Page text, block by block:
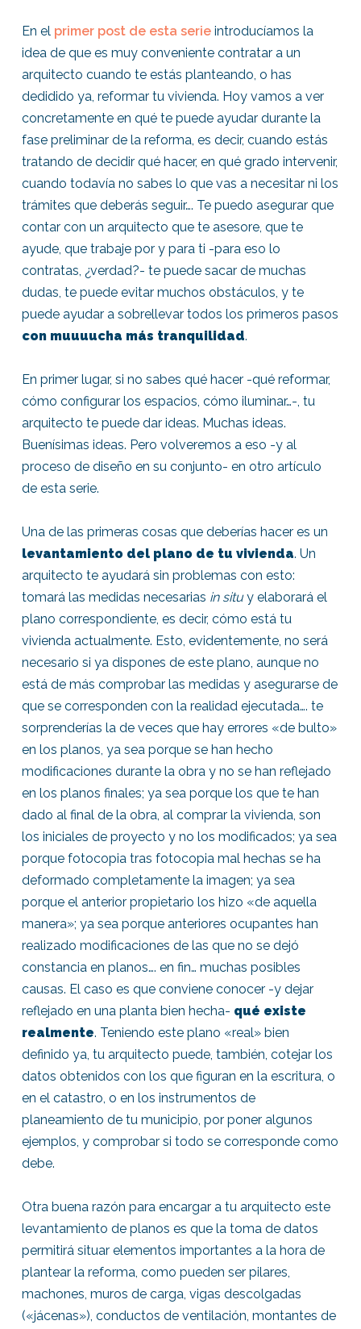
En el primer post de esta serie introducíamos la
idea de que es muy conveniente contratar a un
arquitecto cuando te estás planteando, o has
dedidido ya, reformar tu vivienda. Hoy vamos a ver
concretamente en qué te puede ayudar durante la
fase preliminar de la reforma, es decir, cuando estás
tratando de decidir qué hacer, en qué grado intervenir,
cuando todavía no sabes lo que vas a necesitar ni los
trámites que deberás seguir…. Te puedo asegurar que
contar con un arquitecto que te asesore, que te
ayude, que trabaje por y para ti -para eso lo
contratas, ¿verdad?- te puede sacar de muchas
dudas, te puede evitar muchos obstáculos, y te
puede ayudar a sobrellevar todos los primeros pasos
con muuuucha más tranquilidad.
En primer lugar, si no sabes qué hacer -qué reformar,
cómo configurar los espacios, cómo iluminar…-, tu
arquitecto te puede dar ideas. Muchas ideas.
Buenísimas ideas. Pero volveremos a eso -y al
proceso de diseño en su conjunto- en otro artículo
de esta serie.
Una de las primeras cosas que deberías hacer es un
levantamiento del plano de tu vivienda. Un
arquitecto te ayudará sin problemas con esto:
tomará las medidas necesarias in situy elaborará el
plano correspondiente, es decir, cómo está tu
vivienda actualmente. Esto, evidentemente, no será
necesario si ya dispones de este plano, aunque no
está de más comprobar las medidas y asegurarse de
que se corresponden con la realidad ejecutada…. te
sorprenderías la de veces que hay errores «de bulto»
en los planos, ya sea porque se han hecho
modificaciones durante la obra y no se han reflejado
en los planos finales; ya sea porque los que te han
dado al final de la obra, al comprar la vivienda, son
los iniciales de proyecto y no los modificados; ya sea
porque fotocopia tras fotocopia mal hechas se ha
deformado completamente la imagen; ya sea
porque el anterior propietario los hizo «de aquella
manera»; ya sea porque anteriores ocupantes han
realizado modificaciones de las que no se dejó
constancia en planos…. en fin… muchas posibles
causas. El caso es que conviene conocer -y dejar
reflejado en una planta bien hecha- qué existe
realmente. Teniendo este plano «real» bien
definido ya, tu arquitecto puede, también, cotejar los
datos obtenidos con los que figuran en la escritura, o
en el catastro, o en los instrumentos de
planeamiento de tu municipio, por poner algunos
ejemplos, y comprobar si todo se corresponde como
debe.
Otra buena razón para encargar a tu arquitecto este
levantamiento de planos es que la toma de datos
permitirá situar elementos importantes a la hora de
plantear la reforma, como pueden ser pilares,
machones, muros de carga, vigas descolgadas
(«jácenas»), conductos de ventilación, montantes de